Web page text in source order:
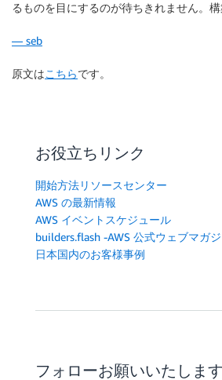
るものを目にするのが待ちきれません。
— seb
原文はこちらです。
お役立ちリンク
開始方法リソースセンター
AWS の最新情報
AWS イベントスケジュール
builders.flash -AWS 公式ウェブマガ
日本国内のお客様事例
フォローお願いいたします